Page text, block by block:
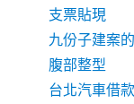
支票貼現
九份子建案
腹部整型
台北汽車借